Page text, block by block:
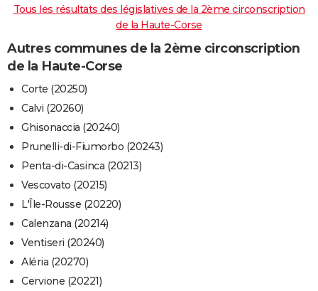
Tous les résultats des législatives de la 2ème circonscription
de la Haute-Corse
Autres communes de la 2ème circonscription
de la Haute-Corse
Corte (20250)
Calvi (20260)
Ghisonaccia (20240)
Prunelli-di-Fiumorbo (20243)
Penta-di-Casinca (20213)
Vescovato (20215)
L'Île-Rousse (20220)
Calenzana (20214)
Ventiseri (20240)
Aléria (20270)
Cervione (20221)